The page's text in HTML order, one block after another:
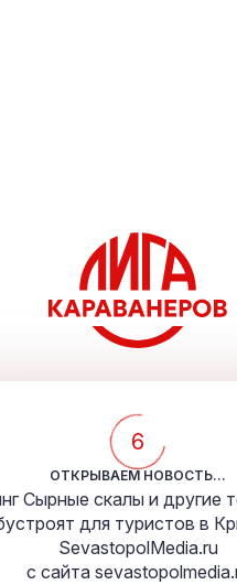
5
ОТКРЫВАЕМ НОВОСТЬ...
Сырные скалы и другие
для туристов в
SevastopolMedia.ru
с сайта